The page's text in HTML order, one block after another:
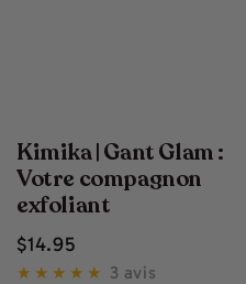
Kimika | Gant Glam :
Votre compagnon
exfoliant
Prix
$14.95
3 avis